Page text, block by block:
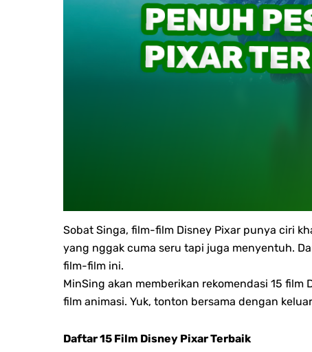
Sobat Singa, film-film Disney Pixar punya ciri
yang nggak cuma seru tapi juga menyentuh.
film-film ini.
MinSing akan memberikan rekomendasi 15
film animasi. Yuk, tonton bersama dengan
Daftar 15 Film Disney Pixar Terbaik